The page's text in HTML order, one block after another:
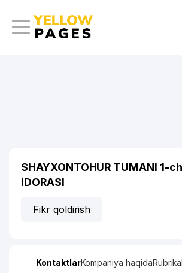
SHAYXONTOHUR TUMANI 1-
IDORASI
Fikr qoldirish
KontaktlarKompaniya haqida